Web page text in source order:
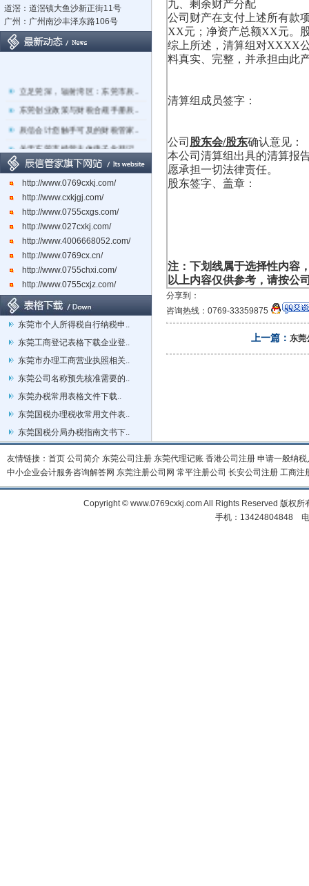
道滘：道滘镇大鱼沙新正街11号
广州：广州南沙丰泽东路106号
立足莞深，辐射湾区：东莞市辰..
东莞创业政策与财税合规手册辰..
辰信会计您触手可及的财税管家..
关于东莞市经营主体电子化登记..
东莞辰信会计代理有限公司专业..
东莞市长安镇长盛社区长中路1..
http://www.0769cxkj.com/
http://www.cxkjgj.com/
http://www.0755cxgs.com/
http://www.027cxkj.com/
http://www.4006668052.com/
http://www.0769cx.cn/
http://www.0755chxi.com/
http://www.0755cxjz.com/
东莞市个人所得税自行纳税申..
东莞工商登记表格下载企业登..
东莞市办理工商营业执照相关..
东莞公司名称预先核准需要的..
东莞办税常用表格文件下载..
东莞国税办理税收常用文件表..
东莞国税分局办税指南文书下..
九、剩余财产分配
公司财产在支付上述所有款
XX元；净资产总额XX元。
综上所述，清算组对XXXX
料真实、完整，并承担由此
清算组成员签字：
公司 股东会/股东确认意见：
本公司清算组出具的清算报
愿承担一切法律责任。
股东签字、盖章：
注：下划线属于选择性内容
以上内容仅供参考，请按公
分享到：
咨询热线：0769-33359875
上一篇： 东莞
友情链接： 首页 公司简介 东莞公司注册 东莞代理记账 香港公司注册 申请一般纳税
中小企业会计服务咨询解答网 东莞注册公司网 常平注册公司 长安公司注册 工商注
Copyright © www.0769cxkj.com All Rights Reserved 版权
手机：13424804848